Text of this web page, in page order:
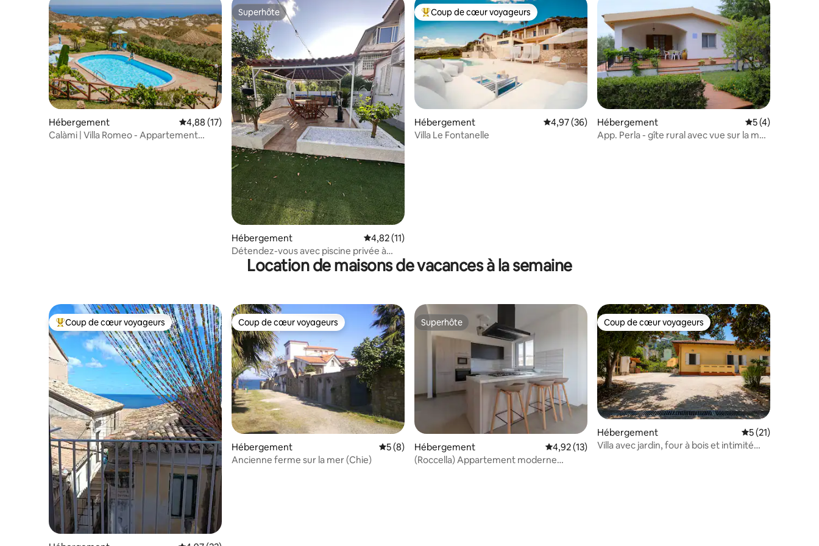
Hébergement Évaluation moyenne sur la base de 17 commentaires : 4,88 sur 5
4,88 (17)
Calàmi | Villa Romeo - Appartement
Superhôte
Superhôte
Hébergement Évaluation moyenne sur la base de 11 commentaires : 4,82 sur 5
4,82 (11)
Détendez-vous avec piscine privée à
deux pas de Tropea
Coups de cœur voyageurs les plus appréciés
Coup de cœur voyageurs
Hébergement Évaluation moyenne sur la base de 36 commentaires : 4,97 sur 5
4,97 (36)
Villa Le Fontanelle
Hébergement Évaluation
5 (4)
App. Perla - gîte rural avec vue sur la mer
Location de maisons de vacances à la semaine
Coups de cœur voyageurs les plus appréciés
Coup de cœur voyageurs Coup de cœur voyageurs
Coup de cœur voyageurs
Hébergement Évaluation moyenne sur la base de 8 commentaires : 5 sur 5
5 (8)
Ancienne ferme sur la mer (Chie)
Superhôte
Superhôte
Hébergement Évaluation moyenne sur la base de 13 commentaires : 4,92 sur 5
4,92 (13)
(Roccella) Appartement moderne
Coup de cœur voyageurs
Coup de cœur voyageurs
Hébergement Évaluation
5 (21)
Villa avec jardin, four à bois et intimité